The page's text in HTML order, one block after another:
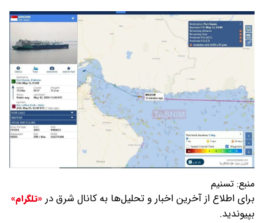
منبع: تسنیم
برای اطلاع از آخرین اخبار و تحلیل‌ها به کانال شرق در «تلگرام»
بپیوندید.